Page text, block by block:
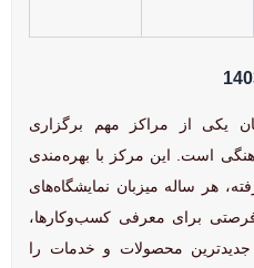
یکی از مراکز مهم برگزاری
است. این مرکز با بهره‌مندی
هر ساله میزبان نمایشگاه‌های
برای معرفی کسب‌وکارها،
جدیدترین محصولات و خدمات را